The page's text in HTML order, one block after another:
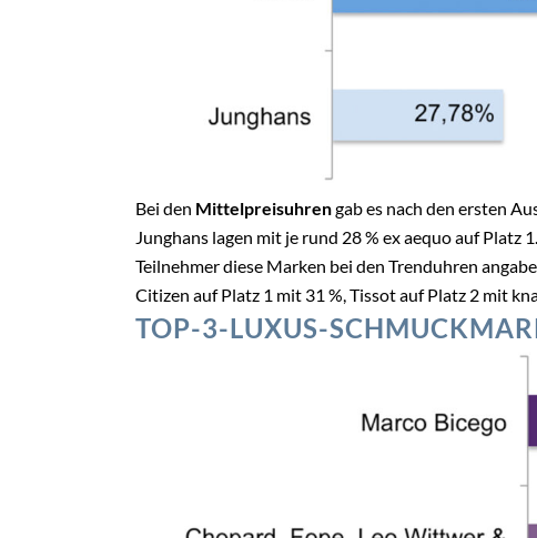
Bei den Mittelpreisuhrengab es nach den ersten
Junghans lagen mit je rund 28 % ex aequo auf Platz
Teilnehmer diese Marken bei den Trenduhren
Citizen auf Platz 1 mit 31 %, Tissot auf Platz 2 mit
TOP-3-LUXUS-